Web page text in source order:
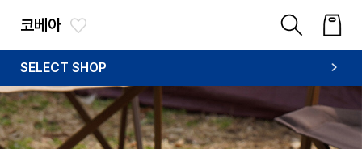
코베아
SELECT SHOP